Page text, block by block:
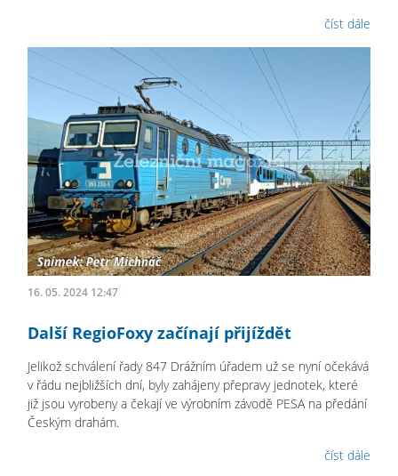
číst dále
16. 05. 2024 12:47
Další RegioFoxy začínají přijíždět
Jelikož schválení řady 847 Drážním úřadem už se nyní očekává
v řádu nejbližších dní, byly zahájeny přepravy jednotek, které
již jsou vyrobeny a čekají ve výrobním závodě PESA na předání
Českým drahám.
číst dále